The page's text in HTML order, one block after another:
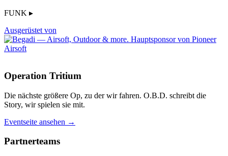
FUNK ▸
Ausgerüstet von
Operation Tritium
Die nächste größere Op, zu der wir fahren. O.B.D. schreibt die
Story, wir spielen sie mit.
Eventseite ansehen →
Partnerteams